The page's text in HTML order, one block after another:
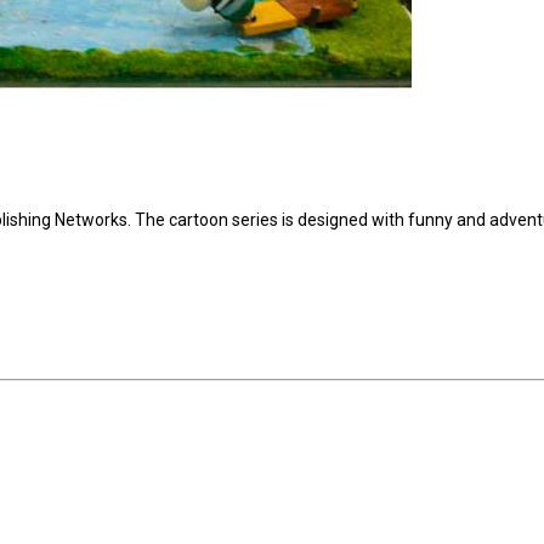
Networks. The cartoon series is designed with funny and